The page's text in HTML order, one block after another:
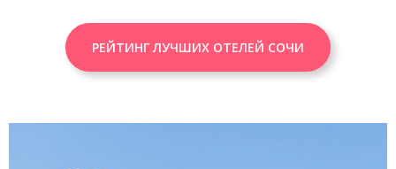
РЕЙТИНГ ЛУЧШИХ ОТЕЛЕЙ СОЧИ